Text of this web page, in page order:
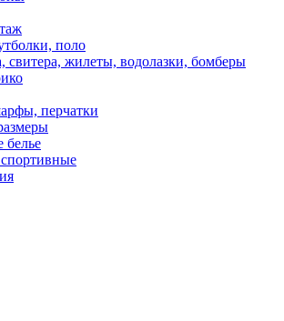
поло
свитера, жилеты, водолазки, бомберы
перчатки
белье